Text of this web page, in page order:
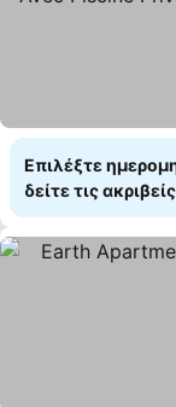
Επιλέξτε
δείτε τις